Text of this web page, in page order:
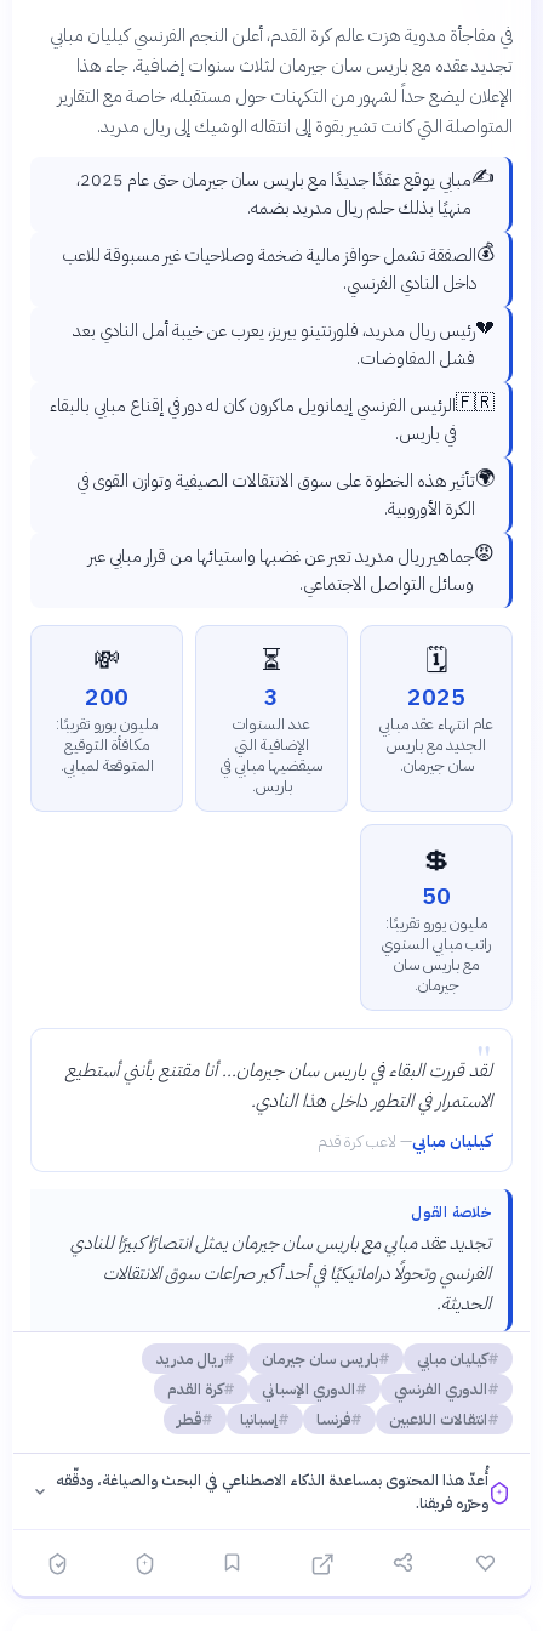
في مفاجأة مدوية هزت عالم كرة القدم، أعلن النجم الفرنسي كيليان مبابي
تجديد عقده مع باريس سان جيرمان لثلاث سنوات إضافية. جاء هذا
الإعلان ليضع حداً لشهور من التكهنات حول مستقبله، خاصة مع التقارير
المتواصلة التي كانت تشير بقوة إلى انتقاله الوشيك إلى ريال مدريد.
✍️
مبابي يوقع عقدًا جديدًا مع باريس سان جيرمان حتى عام 2025،
منهيًا بذلك حلم ريال مدريد بضمه.
💰الصفقة تشمل حوافز مالية ضخمة وصلاحيات غير مسبوقة للاعب
داخل النادي الفرنسي.
💔رئيس ريال مدريد، فلورنتينو بيريز، يعرب عن خيبة أمل النادي بعد
فشل المفاوضات.
🇫🇷الرئيس الفرنسي إيمانويل ماكرون كان له دور في إقناع مبابي بالبقاء
في باريس.
🌍تأثير هذه الخطوة على سوق الانتقالات الصيفية وتوازن القوى في
الكرة الأوروبية.
😡جماهير ريال مدريد تعبر عن غضبها واستيائها من قرار مبابي عبر
وسائل التواصل الاجتماعي.
🗓️
2025
عام انتهاء عقد مبابي
الجديد مع باريس
سان جيرمان.
⏳
3
عدد السنوات
الإضافية التي
سيقضيها مبابي في
باريس.
💸
200
مليون يورو تقريبًا:
مكافأة التوقيع
المتوقعة لمبابي.
💲
50
مليون يورو تقريبًا:
راتب مبابي السنوي
مع باريس سان
جيرمان.
"
لقد قررت البقاء في باريس سان جيرمان... أنا مقتنع بأنني أستطيع
الاستمرار في التطور داخل هذا النادي.
كيليان مبابي— لاعب كرة قدم
خلاصة القول
تجديد عقد مبابي مع باريس سان جيرمان يمثل انتصارًا كبيرًا للنادي
الفرنسي وتحولًا دراماتيكيًا في أحد أكبر صراعات سوق الانتقالات
الحديثة.
كيليان مبابي باريس سان جيرمان
ريال مدريد
الدوري الفرنسي
الدوري الإسباني
كرة القدم
انتقالات اللاعبين
فرنسا إسبانيا قطر
أُعدّ هذا المحتوى بمساعدة الذكاء الاصطناعي في البحث والصياغة، ودقّقه
وحرّره فريقنا.